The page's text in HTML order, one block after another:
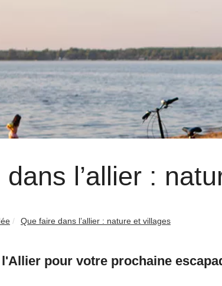
l’allier :
Que faire dans l’allier : nature et villages
pour votre prochaine